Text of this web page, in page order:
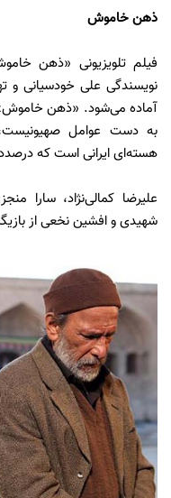
ذهن خاموش
فیلم تلویزیونی «ذهن
نویسندگی علی خودسیانی و
آماده می‌شود. «ذهن خاموش»
به دست عوامل صهیونیست،
هسته‌ای ایرانی است که
علیرضا کمالی‌نژاد، سارا
شهیدی و افشین نخعی از